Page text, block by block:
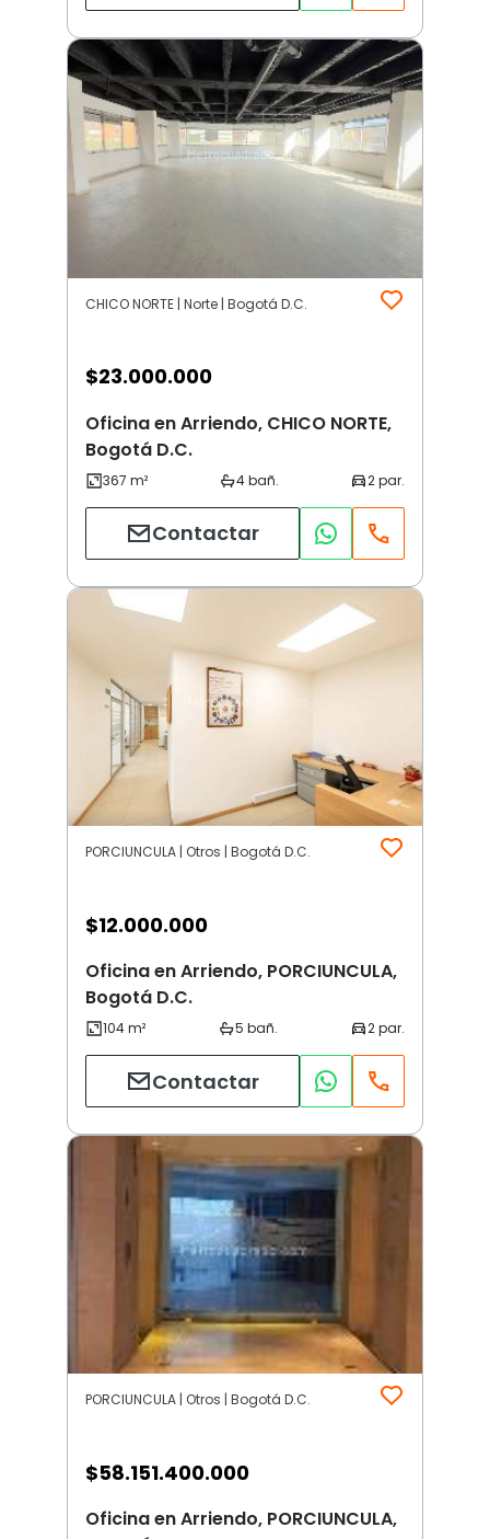
CHICO NORTE | Norte | Bogotá D.C.
$23.000.000
Oficina en Arriendo, CHICO NORTE,
Bogotá D.C.
Contactar
PORCIUNCULA | Otros | Bogotá D.C.
$12.000.000
Oficina en Arriendo, PORCIUNCULA,
Bogotá D.C.
Contactar
PORCIUNCULA | Otros | Bogotá D.C.
$58.151.400.000
Oficina en Arriendo, PORCIUNCULA,